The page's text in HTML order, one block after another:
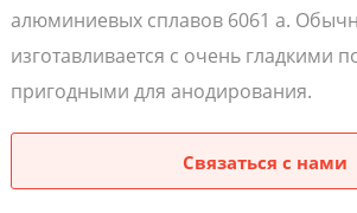
алюминиевых сплавов 6061 a.
изготавливается с очень гладкими
пригодными для анодирования.
Связаться с нами